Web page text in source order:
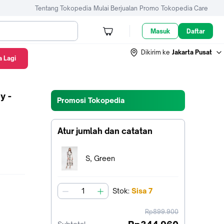
Tentang Tokopedia Mulai Berjualan Promo Tokopedia Care
Masuk Daftar
Dikirim ke Jakarta Pusat
Promosi Tokopedia
Atur jumlah dan catatan
Terpilih:
S, Green
jumlah Stok: Sisa 7
harga
sebelum
Rp899.900
-
Lagi